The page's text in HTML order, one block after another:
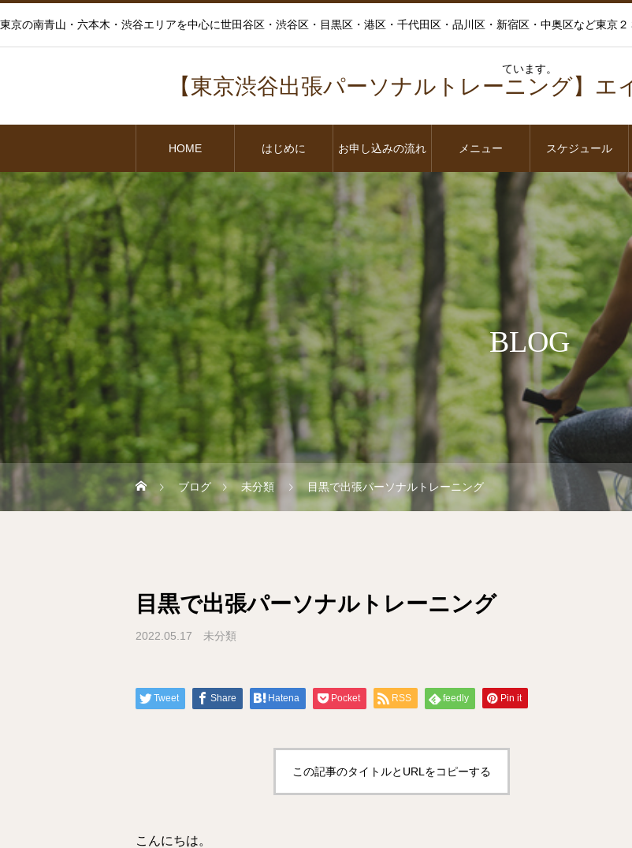
東京の南青山・六本木・渋谷エリアを中心に世田谷区・渋谷区・目黒区・港区・千代田区・品川区・新宿区・中奥区など東京
ています。
【東京渋谷出張パーソナルトレーニング】
HOME はじめに お申し込みの流れ メニュー スケジュール
BLOG
ブログ 未分類 目黒で出張パーソナルトレーニング
目黒で出張パーソナルトレーニング
2022.05.17 未分類
Tweet Share Hatena Pocket RSS feedly Pin it
この記事のタイトルとURLをコピーする
こんにちは。